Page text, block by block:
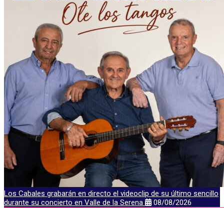
Los Cabales grabarán en directo el videoclip de su último sencillo
durante su concierto en Valle de la Serena
08/08/2026